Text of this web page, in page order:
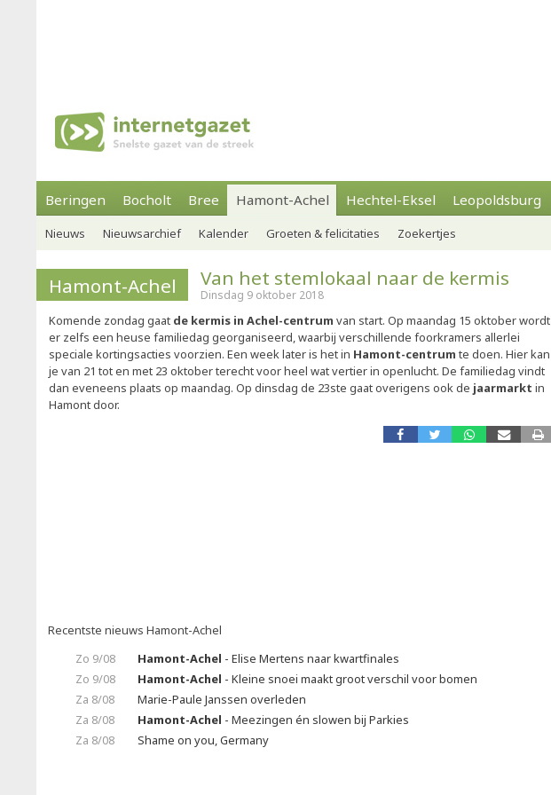
Beringen Bocholt Bree Hamont-Achel Hechtel-Eksel Leopoldsburg
Nieuws Nieuwsarchief Kalender Groeten & felicitaties Zoekertjes
Hamont-Achel Van het stemlokaal naar de kermis
Dinsdag 9 oktober 2018
Komende zondag gaat de kermis in Achel-centrum van start. Op maandag 15 oktober wordt
er zelfs een heuse familiedag georganiseerd, waarbij verschillende foorkramers allerlei
speciale kortingsacties voorzien. Een week later is het in Hamont-centrum te doen. Hier kan
je van 21 tot en met 23 oktober terecht voor heel wat vertier in openlucht. De familiedag vindt
dan eveneens plaats op maandag. Op dinsdag de 23ste gaat overigens ook de jaarmarkt in
Hamont door.
Recentste nieuws Hamont-Achel
Zo 9/08
Hamont-Achel - Elise Mertens naar kwartfinales
Zo 9/08
Hamont-Achel - Kleine snoei maakt groot verschil voor bomen
Za 8/08
Marie-Paule Janssen overleden
Za 8/08
Hamont-Achel - Meezingen én slowen bij Parkies
Za 8/08
Shame on you, Germany